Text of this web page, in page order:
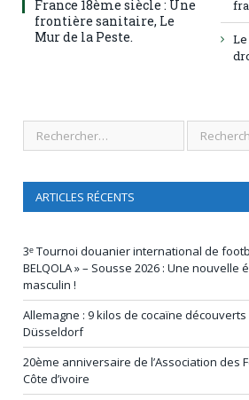
France 18ème siècle : Une
frontière sanitaire, Le
Mur de la Peste.
ARTICLES RÉCENTS
3ᵉ Tournoi douanier international de
BELQOLA » – Sousse 2026 : Une
masculin !
Allemagne : 9 kilos de cocaïne découverts
Düsseldorf
20ème anniversaire de l’Association des
Côte d’ivoire